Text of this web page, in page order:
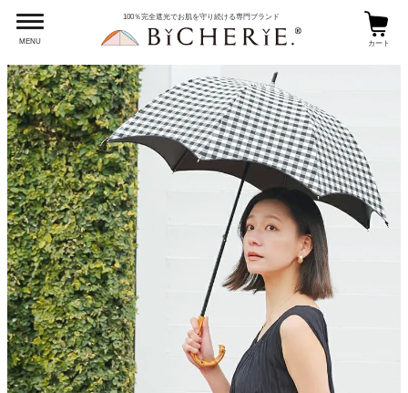
MENU
100％完全遮光でお肌を守り続ける専門ブランド
カート